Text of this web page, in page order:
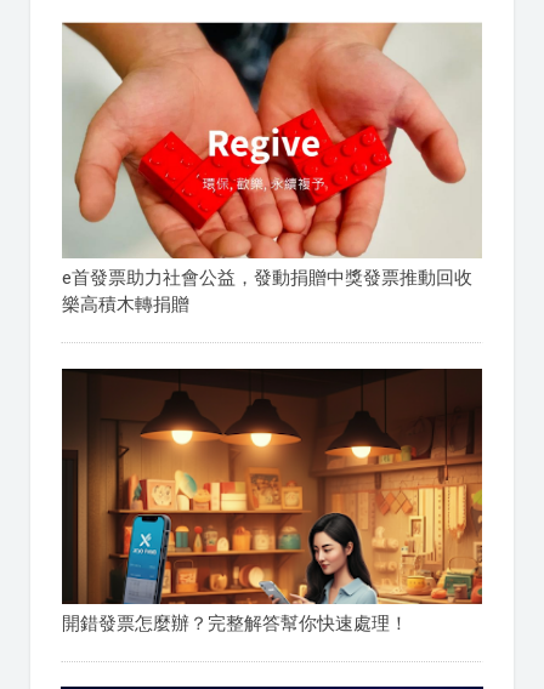
e首發票助力社會公益，發動捐贈中獎發票推動回收
樂高積木轉捐贈
開錯發票怎麼辦？完整解答幫你快速處理！